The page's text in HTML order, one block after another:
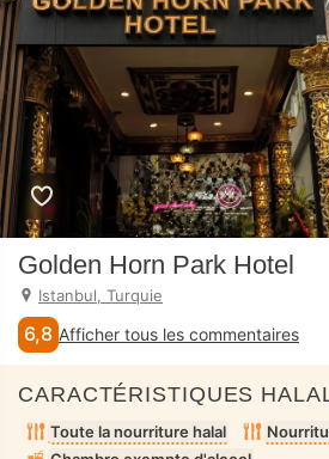
Golden Horn Park Hotel
Istanbul, Turquie
6,8 Afficher tous les commentaires
CARACTÉRISTIQUES
Toute la nourriture halal